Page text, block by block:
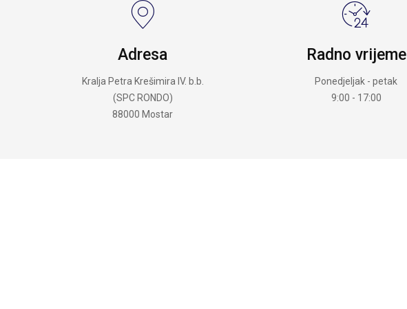
Adresa
Kralja Petra Krešimira IV. b.b.
(SPC RONDO)
88000 Mostar
Radno vrijeme
Ponedjeljak - petak
9:00 - 17:00